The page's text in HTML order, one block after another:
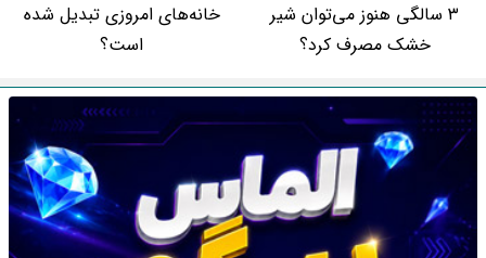
۳ سالگی هنوز می‌توان شیر
خشک مصرف کرد؟
خانه‌های امروزی تبدیل شده
است؟